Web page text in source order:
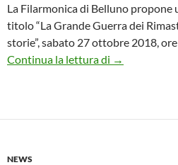
La Filarmonica di Belluno
titolo “La Grande Guerra dei
storie”, sabato 27 ottobre 2018,
Continua la lettura di La Grande
→
NEWS